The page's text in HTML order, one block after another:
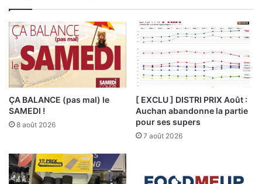
ÇA BALANCE (pas mal) le
SAMEDI !
8 août 2026
[ EXCLU ] DISTRI PRIX Août :
Auchan abandonne la partie
pour ses supers
7 août 2026